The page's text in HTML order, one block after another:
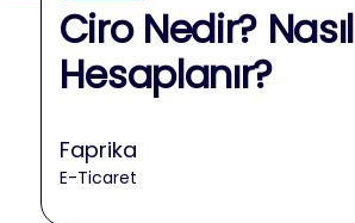
Ciro Nedir? Nasıl
Hesaplanır?
Faprika
E-Ticaret